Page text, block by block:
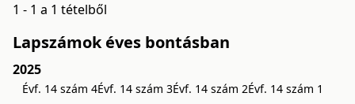
1 - 1 a 1 tételből
Lapszámok éves bontásban
2025
Évf. 14 szám 4Évf. 14 szám 3Évf. 14 szám 2Évf. 14 szám 1